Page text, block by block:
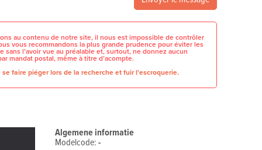
au contenu de notre site, il nous est impossible de contrôler
vous recommandons la plus grande prudence pour éviter les
sans l’avoir vue au préalable et, surtout, ne donnez aucun
mandat postal, même à titre d’acompte.
faire piéger lors de la recherche et fuir l'escroquerie.
Algemene informatie
Modelcode:-